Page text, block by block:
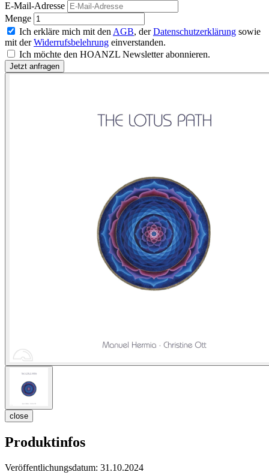
E-Mail-Adresse
Menge
Ich erkläre mich mit den AGB, derDatenschutzerklärung sowie
mit derWiderrufsbelehrung einverstanden.
Ich möchte den HOANZL Newsletter abonnieren.
close
Produktinfos
Veröffentlichungsdatum: 31.10.2024